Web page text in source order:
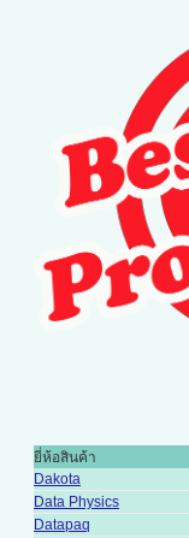
ยี่ห้อสินค้า
Dakota
Data Physics
Datapaq